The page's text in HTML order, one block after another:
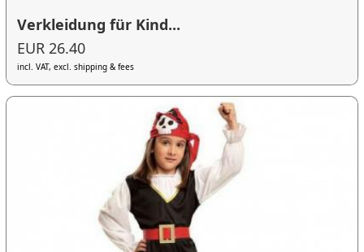
Verkleidung für Kind...
EUR 26.40
incl. VAT, excl. shipping & fees